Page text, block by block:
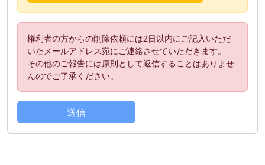
権利者の方からの削除依頼には2日以内にご記入いただ
いたメールアドレス宛にご連絡させていただきます。
その他のご報告には原則として返信することはありませ
んのでご了承ください。